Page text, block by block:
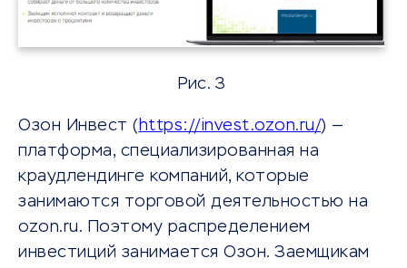
Рис. 3
Озон Инвест ( https://invest.ozon.ru/) —
платформа, специализированная на
краудлендинге компаний, которые
занимаются торговой деятельностью на
ozon.ru. Поэтому распределением
инвестиций занимается Озон. Заемщикам